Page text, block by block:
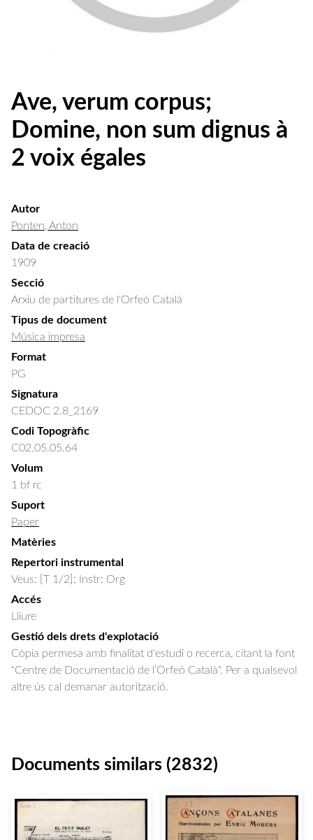
Ave, verum corpus;
Domine, non sum dignus à
2 voix égales
Autor
Ponten, Anton
Data de creació
1909
Secció
Arxiu de partitures de l'Orfeó Català
Tipus de document
Música impresa
Format
PG
Signatura
CEDOC 2.8_2169
Codi Topogràfic
C02.05.05.64
Volum
1 bf rc
Suport
Paper
Matèries
Repertori instrumental
Veus: [T 1/2]; Instr: Org
Accés
Lliure
Gestió dels drets d'explotació
Còpia permesa amb finalitat d'estudi o recerca, citant la font
"Centre de Documentació de l’Orfeó Català". Per a qualsevol
altre ús cal demanar autorització.
Documents similars (2832)